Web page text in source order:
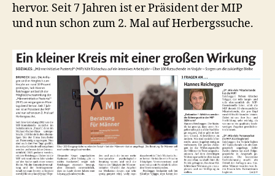
hervor. Seit 7 Jahren ist er Präsident der MIP
und nun schon zum 2. Mal auf Herbergssuche.